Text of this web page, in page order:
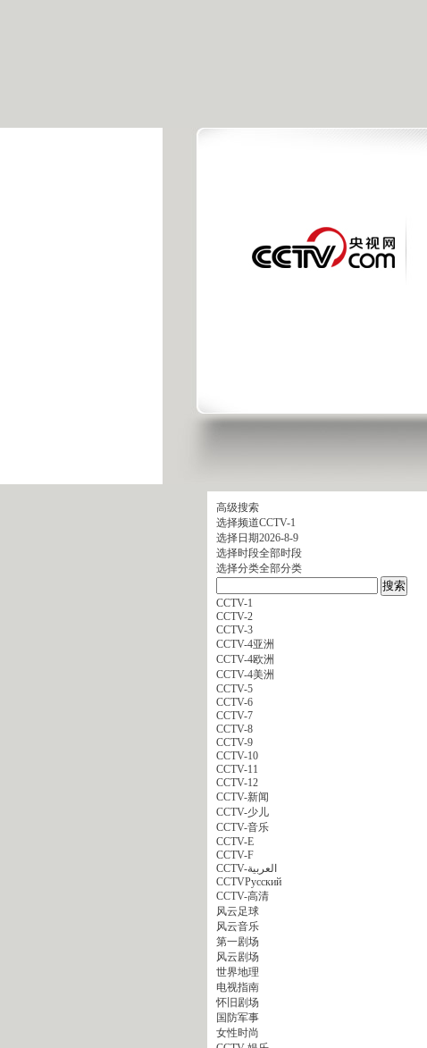
高级搜索
选择频道CCTV-1
选择日期2026-8-9
选择时段全部时段
选择分类全部分类
CCTV-1
CCTV-2
CCTV-3
CCTV-4亚洲
CCTV-4欧洲
CCTV-4美洲
CCTV-5
CCTV-6
CCTV-7
CCTV-8
CCTV-9
CCTV-10
CCTV-11
CCTV-12
CCTV-新闻
CCTV-少儿
CCTV-音乐
CCTV-E
CCTV-F
CCTV-العربية
CCTVPусский
CCTV-高清
风云足球
风云音乐
第一剧场
风云剧场
世界地理
电视指南
怀旧剧场
国防军事
女性时尚